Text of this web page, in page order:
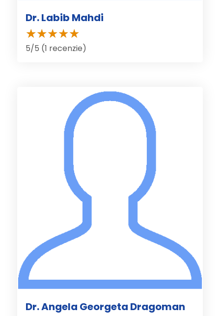
Dr. Labib Mahdi
5/5 (1 recenzie)
Dr. Angela Georgeta Dragoman